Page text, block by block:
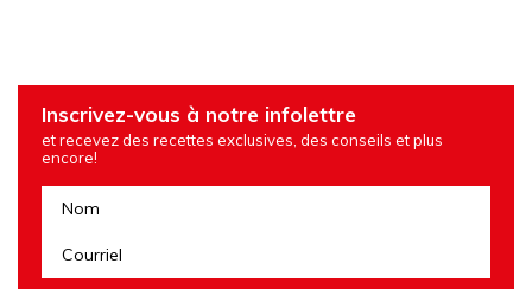
Inscrivez-vous à notre infolettre
et recevez des recettes exclusives, des conseils et plus
encore!